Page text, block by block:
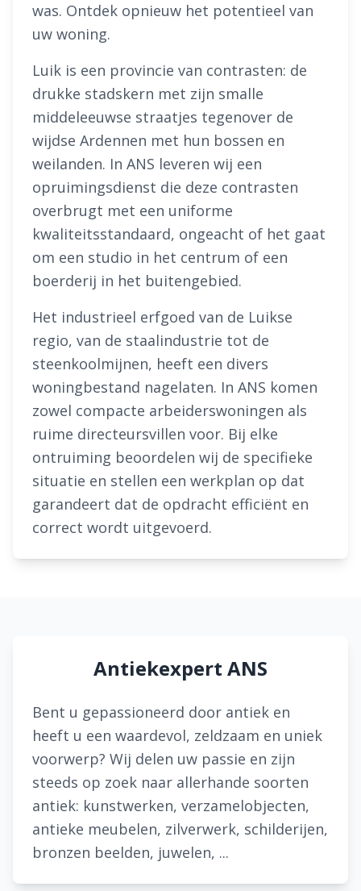
was. Ontdek opnieuw het potentieel van
uw woning.
Luik is een provincie van contrasten: de
drukke stadskern met zijn smalle
middeleeuwse straatjes tegenover de
wijdse Ardennen met hun bossen en
weilanden. In ANS leveren wij een
opruimingsdienst die deze contrasten
overbrugt met een uniforme
kwaliteitsstandaard, ongeacht of het gaat
om een studio in het centrum of een
boerderij in het buitengebied.
Het industrieel erfgoed van de Luikse
regio, van de staalindustrie tot de
steenkoolmijnen, heeft een divers
woningbestand nagelaten. In ANS komen
zowel compacte arbeiderswoningen als
ruime directeursvillen voor. Bij elke
ontruiming beoordelen wij de specifieke
situatie en stellen een werkplan op dat
garandeert dat de opdracht efficiënt en
correct wordt uitgevoerd.
Antiekexpert ANS
Bent u gepassioneerd door antiek en
heeft u een waardevol, zeldzaam en uniek
voorwerp? Wij delen uw passie en zijn
steeds op zoek naar allerhande soorten
antiek: kunstwerken, verzamelobjecten,
antieke meubelen, zilverwerk, schilderijen,
bronzen beelden, juwelen, ...